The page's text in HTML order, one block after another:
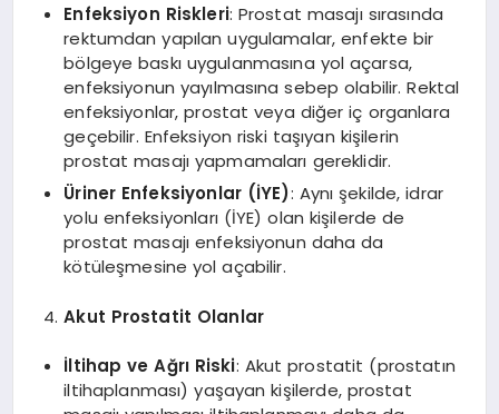
Enfeksiyon Riskleri: Prostat masajı sırasında
rektumdan yapılan uygulamalar, enfekte bir
bölgeye baskı uygulanmasına yol açarsa,
enfeksiyonun yayılmasına sebep olabilir. Rektal
enfeksiyonlar, prostat veya diğer iç organlara
geçebilir. Enfeksiyon riski taşıyan kişilerin
prostat masajı yapmamaları gereklidir.
Üriner Enfeksiyonlar (İYE): Aynı şekilde, idrar
yolu enfeksiyonları (İYE) olan kişilerde de
prostat masajı enfeksiyonun daha da
kötüleşmesine yol açabilir.
Akut Prostatit Olanlar
İltihap ve Ağrı Riski: Akut prostatit (prostatın
iltihaplanması) yaşayan kişilerde, prostat